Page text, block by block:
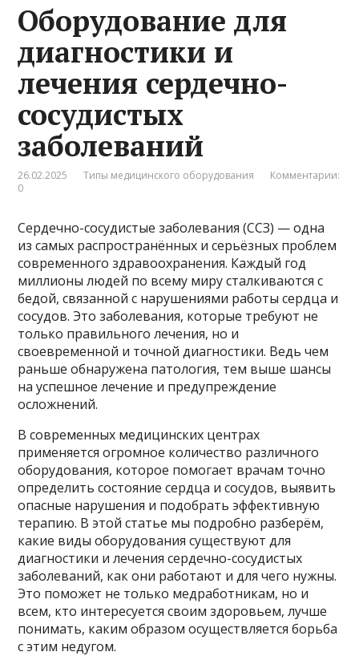
Оборудование для
диагностики и
лечения сердечно-
сосудистых
заболеваний
26.02.2025 Типы медицинского оборудования
Комментарии:
0
Сердечно-сосудистые заболевания (ССЗ) — одна
из самых распространённых и серьёзных проблем
современного здравоохранения. Каждый год
миллионы людей по всему миру сталкиваются с
бедой, связанной с нарушениями работы сердца и
сосудов. Это заболевания, которые требуют не
только правильного лечения, но и
своевременной и точной диагностики. Ведь чем
раньше обнаружена патология, тем выше шансы
на успешное лечение и предупреждение
осложнений.
В современных медицинских центрах
применяется огромное количество различного
оборудования, которое помогает врачам точно
определить состояние сердца и сосудов, выявить
опасные нарушения и подобрать эффективную
терапию. В этой статье мы подробно разберём,
какие виды оборудования существуют для
диагностики и лечения сердечно-сосудистых
заболеваний, как они работают и для чего нужны.
Это поможет не только медработникам, но и
всем, кто интересуется своим здоровьем, лучше
понимать, каким образом осуществляется борьба
с этим недугом.